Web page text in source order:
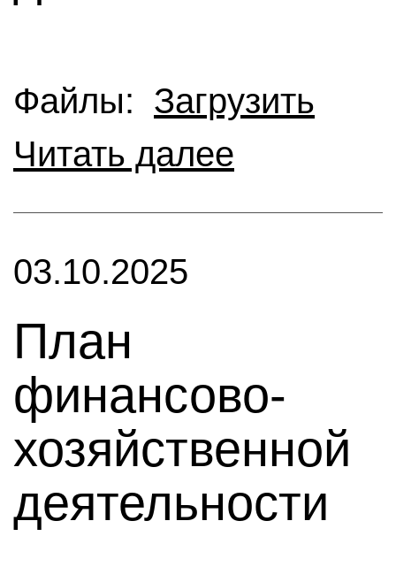
Файлы: Загрузить
Читать далее
03.10.2025
План
финансово-
хозяйственной
деятельности